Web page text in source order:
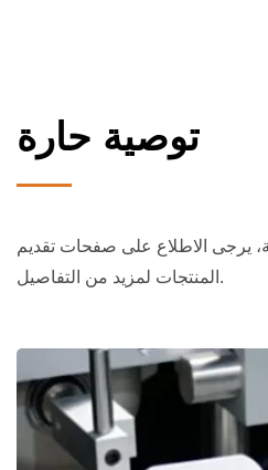
توصية حارة
يرجى الاطلاع على صفحات تقديم
المنتجات لمزيد من التفاصيل.